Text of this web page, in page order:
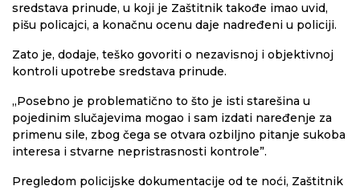
sredstava prinude, u koji je Zaštitnik takođe imao uvid,
pišu policajci, a konačnu ocenu daje nadređeni u policiji.
Zato je, dodaje, teško govoriti o nezavisnoj i objektivnoj
kontroli upotrebe sredstava prinude.
„Posebno je problematično to što je isti starešina u
pojedinim slučajevima mogao i sam izdati naređenje za
primenu sile, zbog čega se otvara ozbiljno pitanje sukoba
interesa i stvarne nepristrasnosti kontrole”.
Pregledom policijske dokumentacije od te noći, Zaštitnik